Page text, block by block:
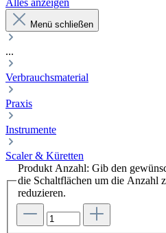
Alles anzeigen
Menü schließen
...
Verbrauchsmaterial
Praxis
Instrumente
Scaler & Küretten
Produkt Anzahl: Gib den
die Schaltflächen um die Anzahl
reduzieren.